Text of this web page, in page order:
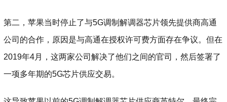
第二，苹果当时停止了与5G调制解调器芯片领先提供商高通
公司的合作，原因是与高通在授权许可费方面存在争议。但在
2019年4月，这两家公司解决了他们之间的官司，然后签署了
一项多年期的5G芯片供应交易。